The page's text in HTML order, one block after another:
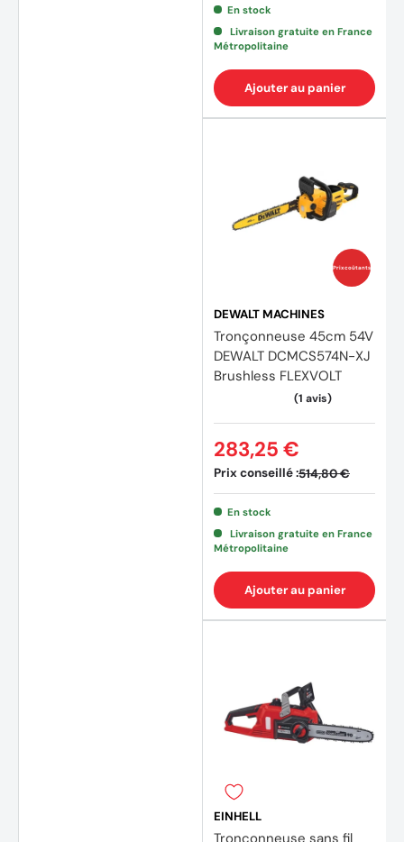
En stock
Livraison gratuite en France
Métropolitaine
Ajouter au panier
Prix coûtants
DEWALT MACHINES
Tronçonneuse 45cm 54V
DEWALT DCMCS574N-XJ
Brushless FLEXVOLT
Prix conseillé :514,80 €
283,25 €
En stock
Livraison gratuite en France
Métropolitaine
Ajouter au panier
EINHELL